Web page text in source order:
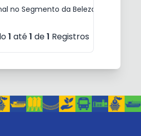
Segmento da Beleza, por meio da
1 até1 de1 Registros